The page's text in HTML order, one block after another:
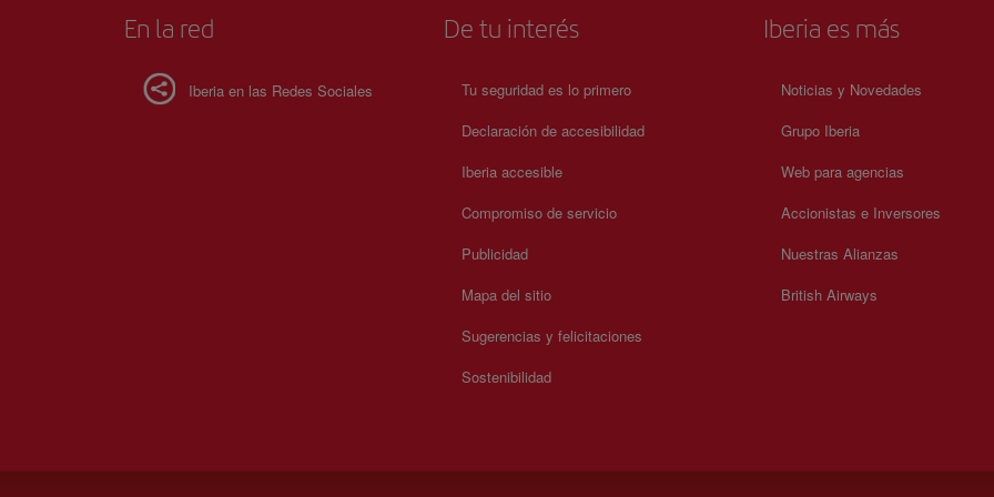
En la red
Iberia en las Redes Sociales
De tu interés
Tu seguridad es lo primero
Declaración de accesibilidad
Iberia accesible
Compromiso de servicio
Publicidad
Mapa del sitio
Sugerencias y felicitaciones
Sostenibilidad
Iberia es más
Noticias y Novedades
Grupo Iberia
Web para agencias
Accionistas e Inversores
Nuestras Alianzas
British Airways